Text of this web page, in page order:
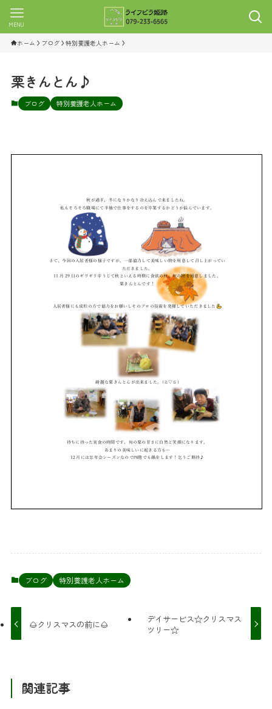
MENU
ホーム ブログ 特別養護老人ホーム
栗きんとん♪
ブログ 特別養護老人ホーム
ブログ 特別養護老人ホーム
🌰クリスマスの前に🌰
デイサービス☆クリスマス
ツリー☆
関連記事